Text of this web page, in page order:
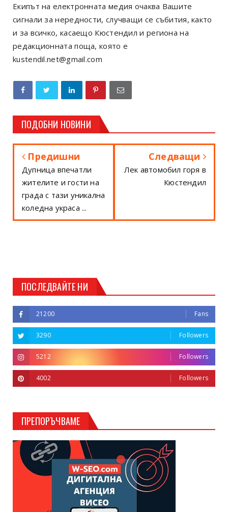
Екипът на електронната медия очаква Вашите
сигнали за нередности, случващи се събития, както
и за всичко, касаещо Кюстендил и региона на
редакционната поща, която е
kustendil.net@gmail.com
ПОДОБНИ НОВИНИ
Предишни
Дупница впечатли
жителите и гости на
града с тази уникална
коледна украса ...
Следващи
Лек автомобил горя в
Кюстендил
ПОСЛЕДВАЙТЕ НИ
21200 Fans
3290 Followers
5212 Followers
4002 Followers
ПРЕПОРЪЧВАМЕ